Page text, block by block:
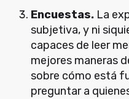
Encuestas.La
subjetiva, y ni
capaces de leer
mejores maneras
sobre cómo está
preguntar a